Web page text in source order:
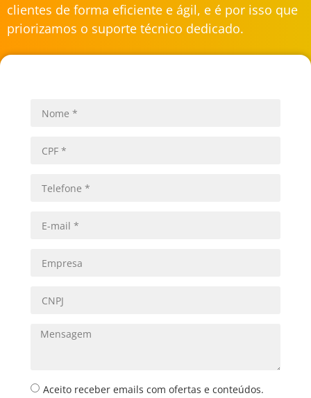
clientes de forma eficiente e ágil, e é por isso que
priorizamos o suporte técnico dedicado.
Aceito receber emails com ofertas e conteúdos.